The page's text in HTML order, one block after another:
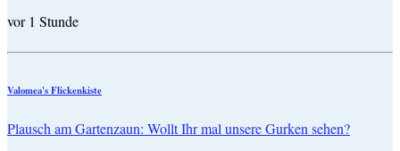
vor 1 Stunde
Valomea's Flickenkiste
Plausch am Gartenzaun: Wollt Ihr mal unsere Gurken sehen?